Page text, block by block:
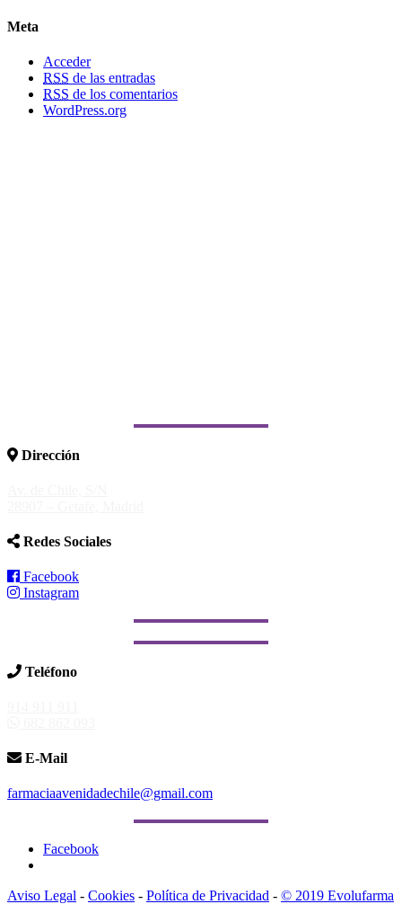
Meta
Acceder
RSS de las entradas
RSS de los comentarios
WordPress.org
Dirección
Redes Sociales
Facebook
Instagram
Teléfono
E-Mail
farmaciaavenidadechile@gmail.com
Facebook
Aviso Legal - Cookies - Política de Privacidad - © 2019 Evolufarma